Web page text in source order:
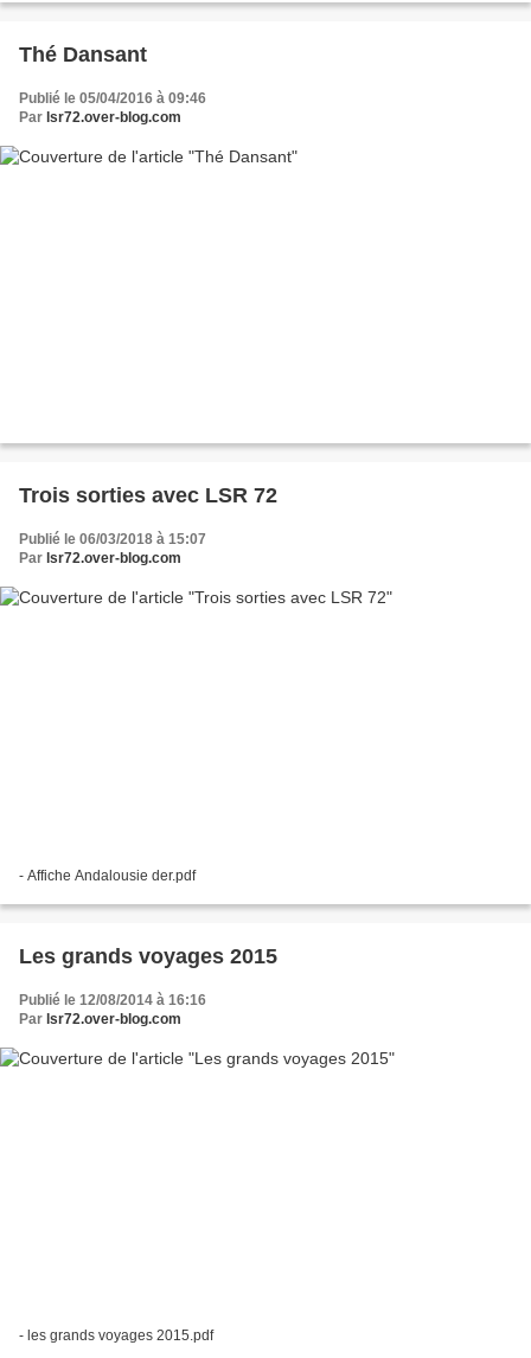
Thé Dansant
Publié le 05/04/2016 à 09:46
Par lsr72.over-blog.com
Trois sorties avec LSR 72
Publié le 06/03/2018 à 15:07
Par lsr72.over-blog.com
- Affiche Andalousie der.pdf
Les grands voyages 2015
Publié le 12/08/2014 à 16:16
Par lsr72.over-blog.com
- les grands voyages 2015.pdf